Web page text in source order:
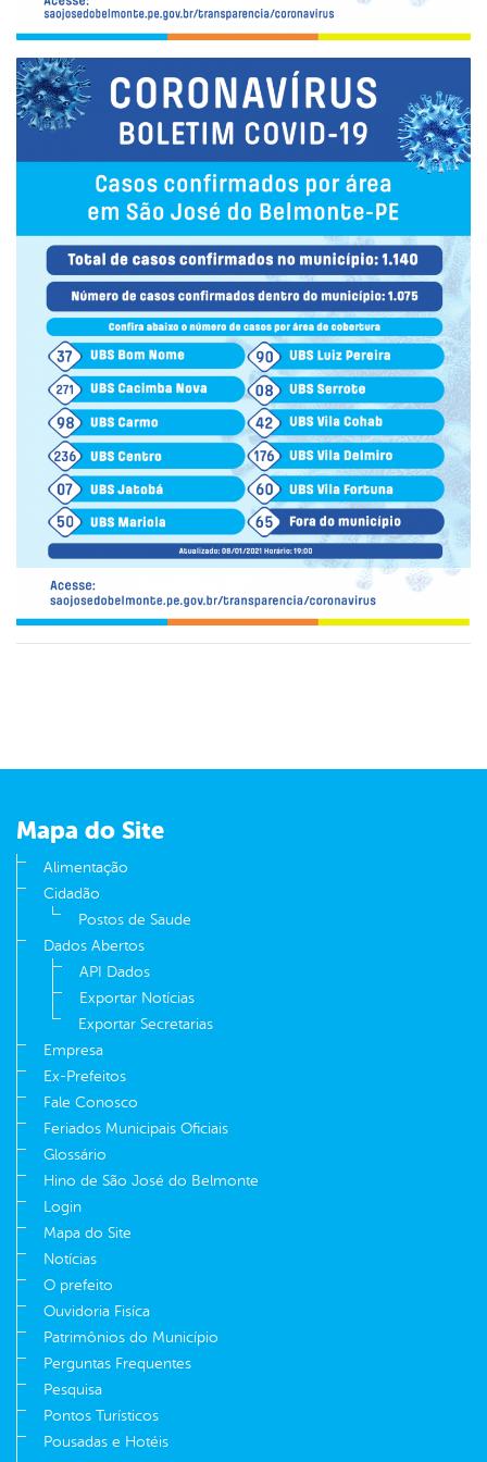
Mapa do Site
Alimentação
Cidadão
Postos de Saude
Dados Abertos
API Dados
Exportar Notícias
Exportar Secretarias
Empresa
Ex-Prefeitos
Fale Conosco
Feriados Municipais Oficiais
Glossário
Hino de São José do Belmonte
Login
Mapa do Site
Notícias
O prefeito
Ouvidoria Fisíca
Patrimônios do Município
Perguntas Frequentes
Pesquisa
Pontos Turísticos
Pousadas e Hotéis